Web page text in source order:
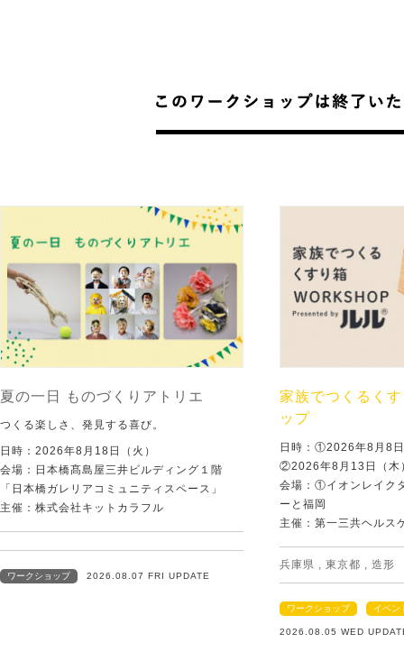
夏の一日 ものづくりアトリエ
つくる楽しさ、発見する喜び。
日時：2026年8月18日（火）
会場：日本橋髙島屋三井ビルディング１階
「日本橋ガレリアコミュニティスペース」
主催：株式会社キットカラフル
ワークショップ 2026.08.07 FRI UPDATE
家族でつくるく
ップ
日時：①2026年8月8
②2026年8月13日（木
会場：①イオンレイ
ーと福岡
主催：第一三共ヘルス
兵庫県 東京都 造形
ワークショップ イベン
2026.08.05 WED